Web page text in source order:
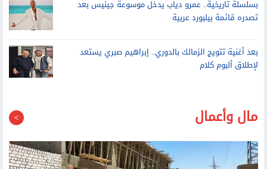
بسلسلة تاريخية.. عمرو دياب يدخل موسوعة جينيس بعد
تصدره قائمة بيلبورد عربية
بعد أغنية تتويج الزمالك بالدوري.. إبراهيم صبري يستعد
لإطلاق ألبوم كلام
مال وأعمال